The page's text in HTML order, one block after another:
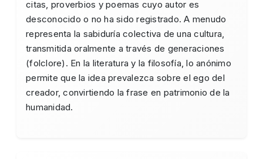
citas, proverbios y poemas cuyo autor es
desconocido o no ha sido registrado. A menudo
representa la sabiduría colectiva de una cultura,
transmitida oralmente a través de generaciones
(folclore). En la literatura y la filosofía, lo anónimo
permite que la idea prevalezca sobre el ego del
creador, convirtiendo la frase en patrimonio de la
humanidad.